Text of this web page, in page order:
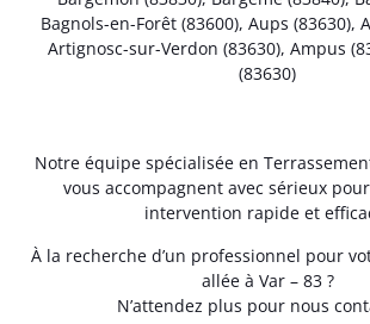
Bagnols-en-Forêt (83600), Aups (83630),
Artignosc-sur-Verdon (83630), Ampus
(83630)
Notre équipe spécialisée en
vous accompagnent avec sérieux
intervention rapide et
À la recherche d’un professionnel pour
allée à Var – 83 ?
N’attendez plus pour nous